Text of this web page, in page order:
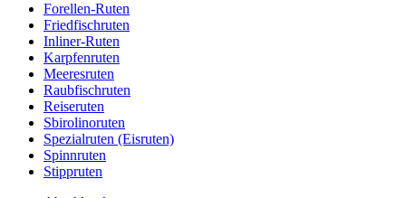
Forellen-Ruten
Friedfischruten
Inliner-Ruten
Karpfenruten
Meeresruten
Raubfischruten
Reiseruten
Sbirolinoruten
Spezialruten (Eisruten)
Spinnruten
Stippruten